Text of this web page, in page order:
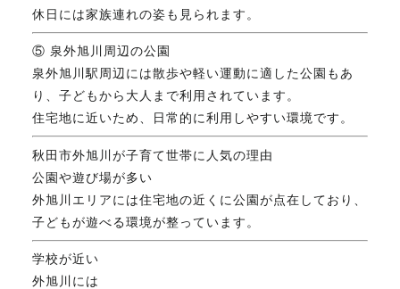
休日には家族連れの姿も見られます。
⑤ 泉外旭川周辺の公園
泉外旭川駅周辺には散歩や軽い運動に適した公園もあ
り、子どもから大人まで利用されています。
住宅地に近いため、日常的に利用しやすい環境です。
秋田市外旭川が子育て世帯に人気の理由
公園や遊び場が多い
外旭川エリアには住宅地の近くに公園が点在しており、
子どもが遊べる環境が整っています。
学校が近い
外旭川には